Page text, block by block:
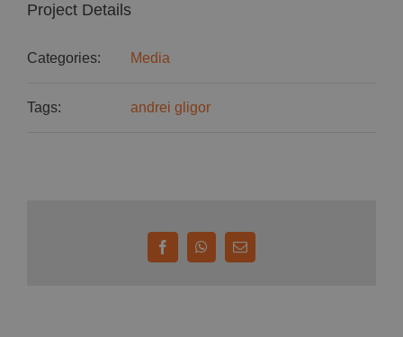
Project Details
Categories: Media
Tags: andrei gligor
FacebookWhatsApp
E-
mail: